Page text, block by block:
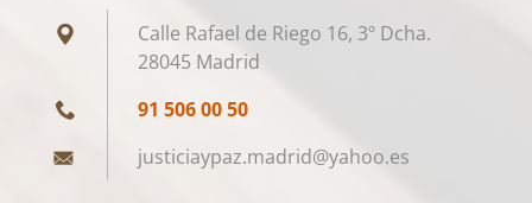
Calle Rafael de Riego 16, 3º Dcha.
28045 Madrid
91 506 00 50
justiciaypaz.madrid@yahoo.es